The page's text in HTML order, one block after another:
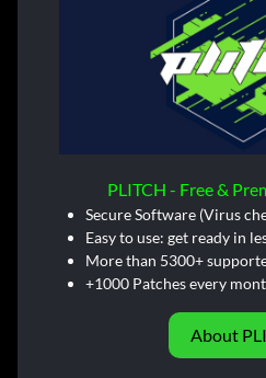
PLITCH - Free &
Secure Software (Virus
Easy to use: get ready in
More than 5300+
+1000 Patches every
About